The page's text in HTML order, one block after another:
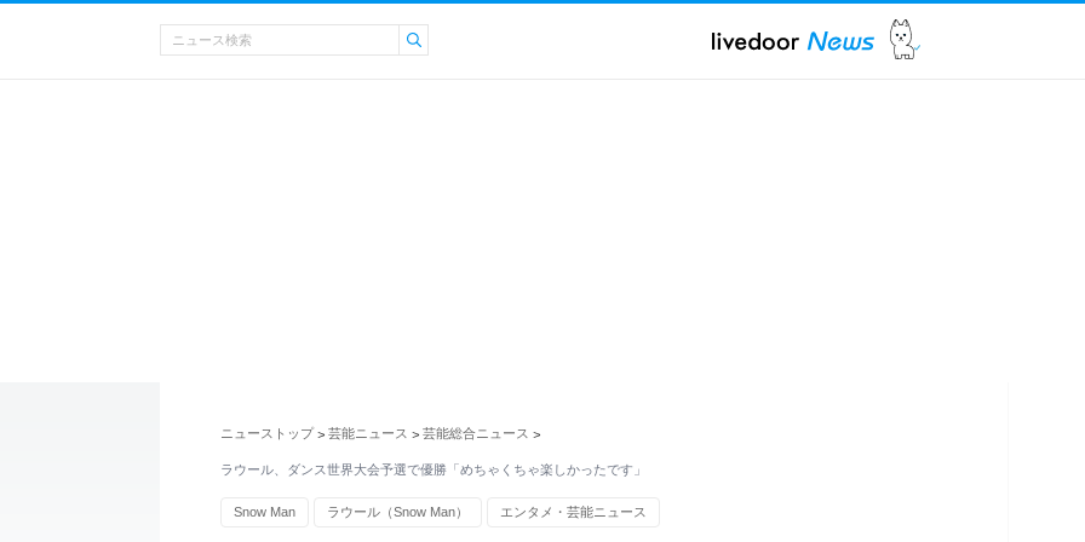
ニューストップ > 芸能ニュース > 芸能総合ニュース >
ラウール、ダンス世界大会予選で優勝「めちゃくちゃ楽しかったです」
Snow Man ラウール（Snow Man） エンタメ・芸能ニュース